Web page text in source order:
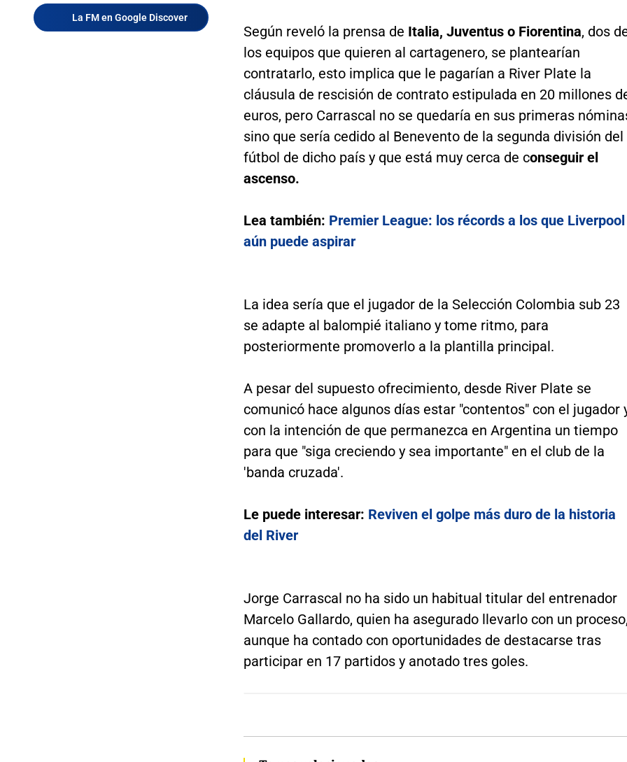
La FM en Google Discover
Según reveló la prensa de Italia, Juventus o Fiorentina, dos
los equipos que quieren al cartagenero, se plantearían
contratarlo, esto implica que le pagarían a River Plate la
cláusula de rescisión de contrato estipulada en 20 millones
euros, pero Carrascal no se quedaría en sus primeras
sino que sería cedido al Benevento de la segunda división del
fútbol de dicho país y que está muy cerca de conseguir el
ascenso.
Lea también: Premier League: los récords a los que Liverpool
aún puede aspirar
La idea sería que el jugador de la Selección Colombia sub 23
se adapte al balompié italiano y tome ritmo, para
posteriormente promoverlo a la plantilla principal.
A pesar del supuesto ofrecimiento, desde River Plate se
comunicó hace algunos días estar "contentos" con el jugador
con la intención de que permanezca en Argentina un tiempo
para que "siga creciendo y sea importante" en el club de la
'banda cruzada'.
Le puede interesar: Reviven el golpe más duro de la historia
del River
Jorge Carrascal no ha sido un habitual titular del entrenador
Marcelo Gallardo, quien ha asegurado llevarlo con un proceso,
aunque ha contado con oportunidades de destacarse tras
participar en 17 partidos y anotado tres goles.